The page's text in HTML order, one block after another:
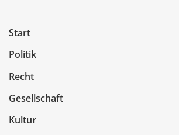
Start
Politik
Recht
Gesellschaft
Kultur